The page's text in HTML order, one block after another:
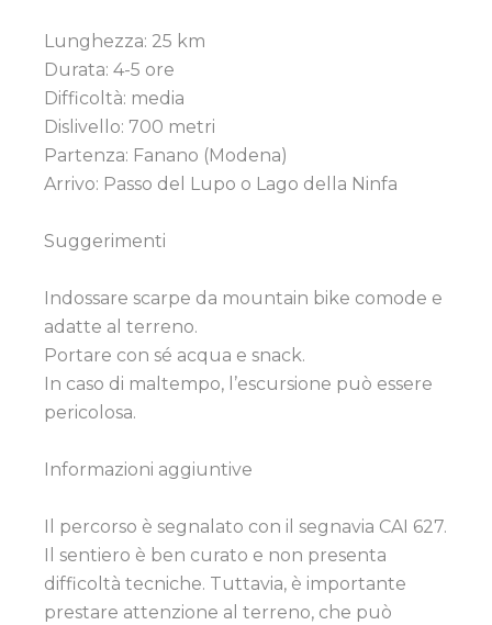
Lunghezza: 25 km
Durata: 4-5 ore
Difficoltà: media
Dislivello: 700 metri
Partenza: Fanano (Modena)
Arrivo: Passo del Lupo o Lago della Ninfa
Suggerimenti
Indossare scarpe da mountain bike comode e
adatte al terreno.
Portare con sé acqua e snack.
In caso di maltempo, l’escursione può essere
pericolosa.
Informazioni aggiuntive
Il percorso è segnalato con il segnavia CAI 627.
Il sentiero è ben curato e non presenta
difficoltà tecniche. Tuttavia, è importante
prestare attenzione al terreno, che può